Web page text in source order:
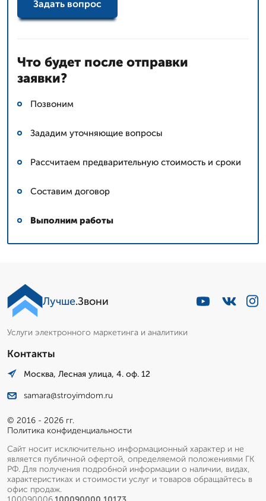
Задать вопрос
Что будет после отправки
заявки?
Позвоним
Зададим уточняющие вопросы
Рассчитаем предварительную стоимость и сроки
Составим договор
Выполним работы
Лучше.Звони
Услуги электронного маркетинга и аналитики
Контакты
Москва, Лесная улица, 4. оф. 12
samara@stroyimdom.ru
© 2016 - 2026 гг.
Политика конфиденциальности
Сайт носит исключительно информационный характер и не
является публичной офертой, определяемой положениями ГК
РФ. Для получения подробной информации о наличии, видах,
характеристиках и стоимости услуг и товаров обращайтесь в
офис продаж.